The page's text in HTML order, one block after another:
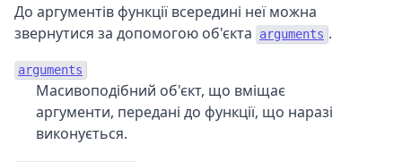
До аргументів функції всередині неї можна
звернутися за допомогою об'єкта
arguments .
arguments
Масивоподібний об'єкт, що вміщає
аргументи, передані до функції, що наразі
виконується.